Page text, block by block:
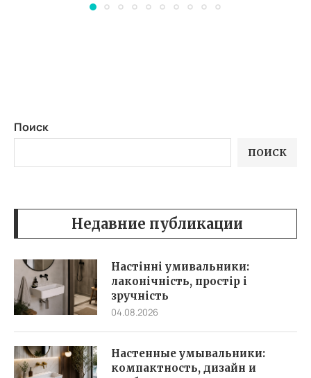
Поиск
ПОИСК
Недавние публикации
Настінні умивальники:
лаконічність, простір і
зручність
04.08.2026
Настенные умывальники:
компактность, дизайн и